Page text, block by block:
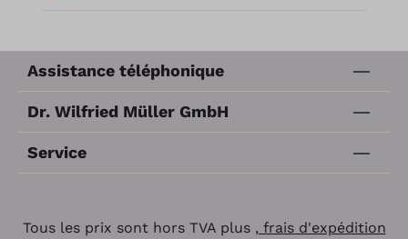
Assistance téléphonique
Dr. Wilfried Müller GmbH
Service
Tous les prix sont hors TVA plus , frais d'expédition